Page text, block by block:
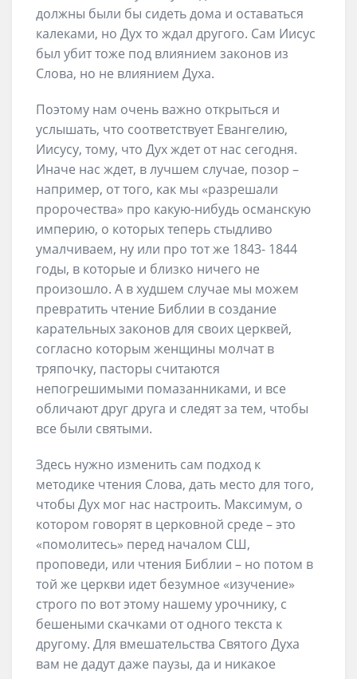
должны были бы сидеть дома и оставаться
калеками, но Дух то ждал другого. Сам Иисус
был убит тоже под влиянием законов из
Слова, но не влиянием Духа.
Поэтому нам очень важно открыться и
услышать, что соответствует Евангелию,
Иисусу, тому, что Дух ждет от нас сегодня.
Иначе нас ждет, в лучшем случае, позор –
например, от того, как мы «разрешали
пророчества» про какую-нибудь османскую
империю, о которых теперь стыдливо
умалчиваем, ну или про тот же 1843- 1844
годы, в которые и близко ничего не
произошло. А в худшем случае мы можем
превратить чтение Библии в создание
карательных законов для своих церквей,
согласно которым женщины молчат в
тряпочку, пасторы считаются
непогрешимыми помазанниками, и все
обличают друг друга и следят за тем, чтобы
все были святыми.
Здесь нужно изменить сам подход к
методике чтения Слова, дать место для того,
чтобы Дух мог нас настроить. Максимум, о
котором говорят в церковной среде – это
«помолитесь» перед началом СШ,
проповеди, или чтения Библии – но потом в
той же церкви идет безумное «изучение»
строго по вот этому нашему урочнику, с
бешеными скачками от одного текста к
другому. Для вмешательства Святого Духа
вам не дадут даже паузы, да и никакое